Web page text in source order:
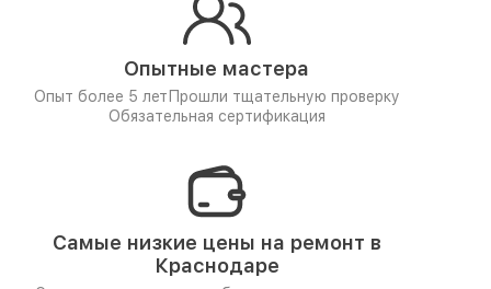
Опытные мастера
Опыт более 5 лет Прошли тщательную проверку
Обязательная сертификация
Самые низкие цены на ремонт в
Краснодаре